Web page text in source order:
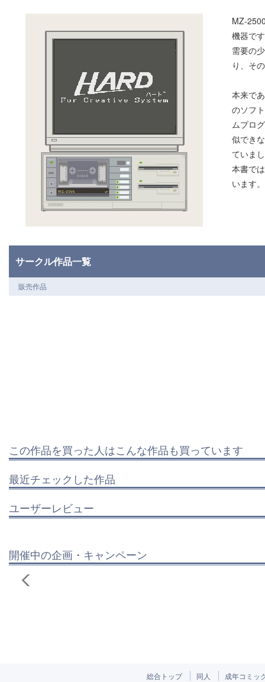
MZ-
機器で
需要の
り、そ
本来で
のソフ
ムプロ
似でき
ていま
本書で
います。
サークル作品一覧
販売作品
この作品を買った人はこんな作品も買っています
最近チェックした作品
ユーザーレビュー
開催中の企画・キャンペーン
総合トップ 同人 成年コミッ